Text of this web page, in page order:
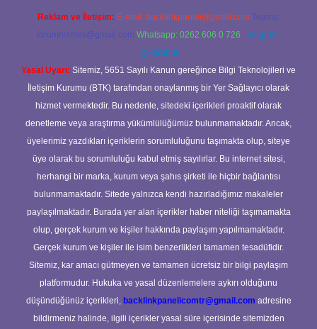
Reklam ve İletişim: E-mail: backlinkpaneli@gmail.com Teams:
forumhizmeti@gmail.com Whatsapp: 0262 606 0 726 Telegram:
@karabul
Yasal Uyarı: Sitemiz, 5651 Sayılı Kanun gereğince Bilgi Teknolojileri ve
İletişim Kurumu (BTK) tarafından onaylanmış bir Yer Sağlayıcı olarak
hizmet vermektedir. Bu nedenle, sitedeki içerikleri proaktif olarak
denetleme veya araştırma yükümlülüğümüz bulunmamaktadır. Ancak,
üyelerimiz yazdıkları içeriklerin sorumluluğunu taşımakta olup, siteye
üye olarak bu sorumluluğu kabul etmiş sayılırlar. Bu internet sitesi,
herhangi bir marka, kurum veya şahıs şirketi ile hiçbir bağlantısı
bulunmamaktadır. Sitede yalnızca kendi hazırladığımız makaleler
paylaşılmaktadır. Burada yer alan içerikler haber niteliği taşımamakta
olup, gerçek kurum ve kişiler hakkında paylaşım yapılmamaktadır.
Gerçek kurum ve kişiler ile isim benzerlikleri tamamen tesadüfidir.
Sitemiz, kar amacı gütmeyen ve tamamen ücretsiz bir bilgi paylaşım
platformudur. Hukuka ve yasal düzenlemelere aykırı olduğunu
düşündüğünüz içerikleri, backlinkpanelicomtr@gmail.com adresine
bildirmeniz halinde, ilgili içerikler yasal süre içerisinde sitemizden